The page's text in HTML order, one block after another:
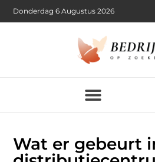
Donderdag 6 Augustus 2026
Wat er gebeurt